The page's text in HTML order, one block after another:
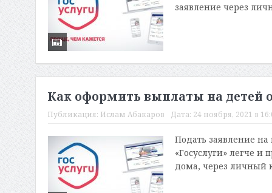
заявление через
Как оформить выплаты на детей
Публикация: Ислам Абакаров Дата: 24 ноября, 2021 в
Подать заявление
«Госуслуги» легче
дома, через личный